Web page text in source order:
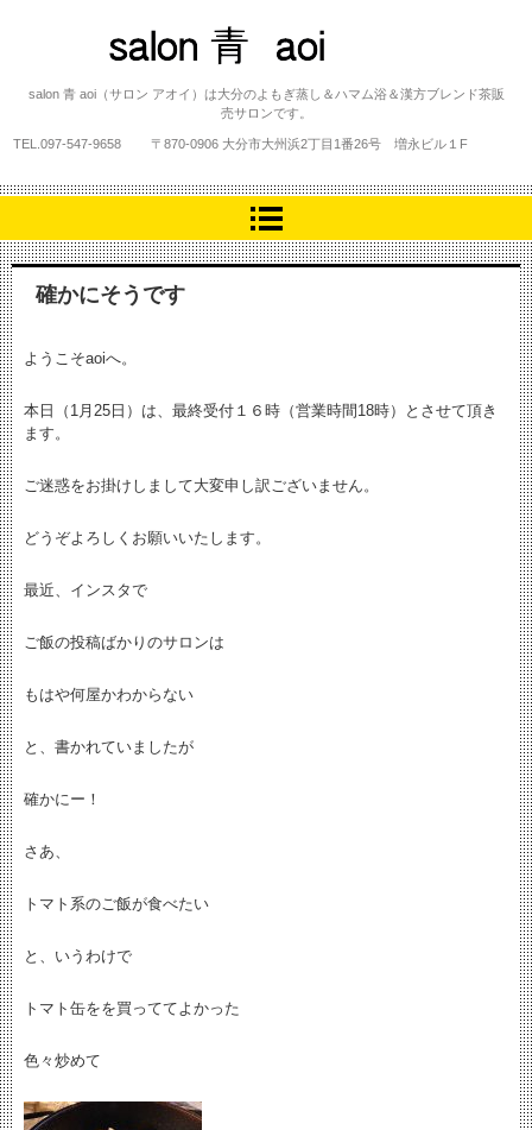
salon 青 aoi
salon 青 aoi（サロン アオイ）は大分のよもぎ蒸し＆ハマム浴＆漢方ブレンド茶販
売サロンです。
TEL. 097-547-9658 〒870-0906 大分市大州浜2丁目1番26号 増永ビル１F
確かにそうです
ようこそaoiへ。
本日（1月25日）は、最終受付１６時（営業時間18時）とさせて頂き
ます。
ご迷惑をお掛けしまして大変申し訳ございません。
どうぞよろしくお願いいたします。
最近、インスタで
ご飯の投稿ばかりのサロンは
もはや何屋かわからない
と、書かれていましたが
確かにー！
さあ、
トマト系のご飯が食べたい
と、いうわけで
トマト缶をを買っててよかった
色々炒めて